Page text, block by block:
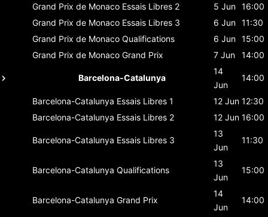
Grand Prix de Monaco Essais Libres 2 5 Jun 16:00
Grand Prix de Monaco Essais Libres 3 6 Jun 11:30
Grand Prix de Monaco Qualifications 6 Jun 15:00
Grand Prix de Monaco Grand Prix 7 Jun 14:00
Barcelona-Catalunya
14
Jun
14:00
Barcelona-Catalunya Essais Libres 1 12 Jun 12:30
Barcelona-Catalunya Essais Libres 2 12 Jun 16:00
Barcelona-Catalunya Essais Libres 3
13
Jun
11:30
Barcelona-Catalunya Qualifications
13
Jun
15:00
Barcelona-Catalunya Grand Prix
14
Jun
14:00